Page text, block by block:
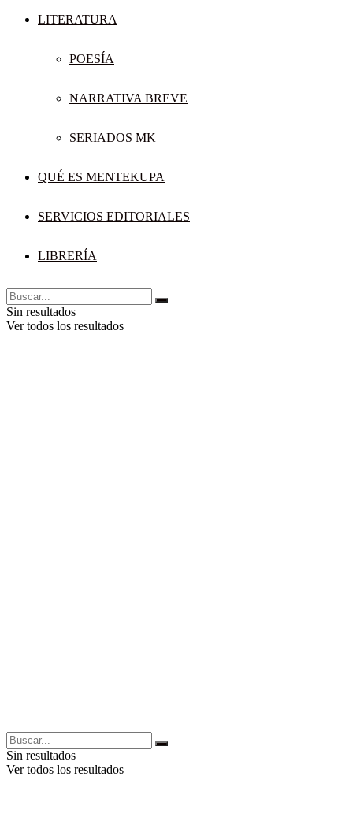
LITERATURA
POESÍA
NARRATIVA BREVE
SERIADOS MK
QUÉ ES MENTEKUPA
SERVICIOS EDITORIALES
LIBRERÍA
Sin resultados
Ver todos los resultados
Sin resultados
Ver todos los resultados